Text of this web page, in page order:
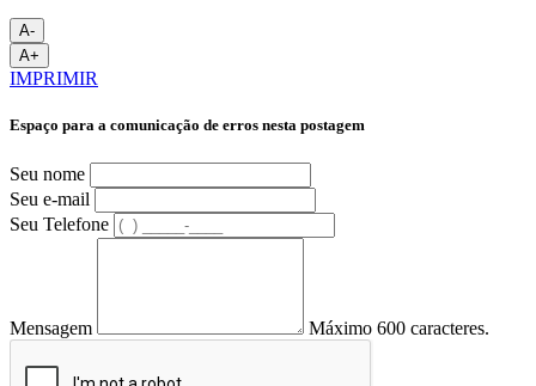
A-
A+
IMPRIMIR
Espaço para a comunicação de erros nesta postagem
Seu nome
Seu e-mail
Seu Telefone
Mensagem Máximo 600 caracteres.